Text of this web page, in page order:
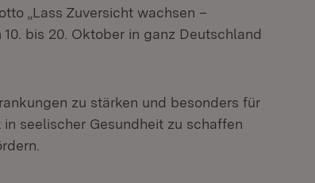
„Lass Zuversicht wachsen –
bis 20. Oktober in ganz Deutschland
zu stärken und besonders für
seelischer Gesundheit zu schaffen